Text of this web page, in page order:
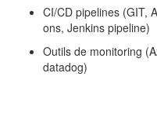
CI/CD pipelines (GIT,
ons, Jenkins pipeline)
Outils de monitoring
datadog)